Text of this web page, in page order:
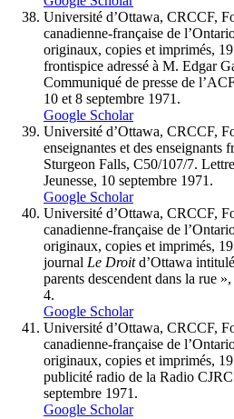
Université d’Ottawa, CRCCF,
canadienne-française de
originaux, copies et imprimés,
frontispice adressé à M. Edgar
Communiqué de presse de
10 et 8 septembre 1971.
Google Scholar
Université d’Ottawa, CRCCF,
enseignantes et des
Sturgeon Falls, C50/107/7.
Jeunesse, 10 septembre 1971.
Google Scholar
Université d’Ottawa, CRCCF,
canadienne-française de
originaux, copies et imprimés,
journal Le Droitd’Ottawa
parents descendent dans la rue
4.
Google Scholar
Université d’Ottawa, CRCCF,
canadienne-française de
originaux, copies et imprimés,
publicité radio de la Radio
septembre 1971.
Google Scholar